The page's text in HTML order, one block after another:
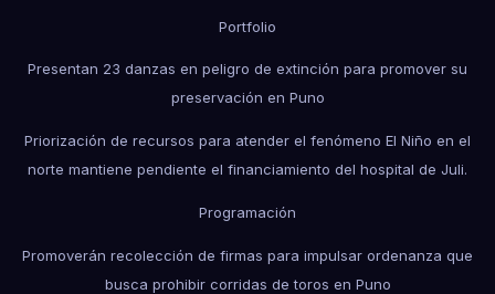
Portfolio
Presentan 23 danzas en peligro de extinción para promover su
preservación en Puno
Priorización de recursos para atender el fenómeno El Niño en el
norte mantiene pendiente el financiamiento del hospital de Juli.
Programación
Promoverán recolección de firmas para impulsar ordenanza que
busca prohibir corridas de toros en Puno